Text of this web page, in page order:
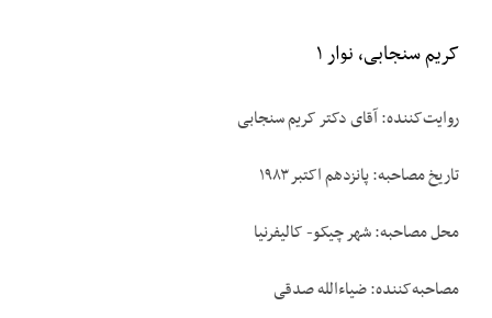
کریم سنجابی، نوار ۱
روایت‌‌کننده: آقای دکتر کریم سنجابی
تاریخ مصاحبه: پانزدهم اکتبر ۱۹۸۳
محل مصاحبه: شهر چیکو- کالیفرنیا
مصاحبه‌‌کننده: ضیاءالله صدقی